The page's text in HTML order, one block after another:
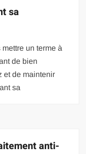
sa
un terme à
de bien
et de maintenir
sa
anti-